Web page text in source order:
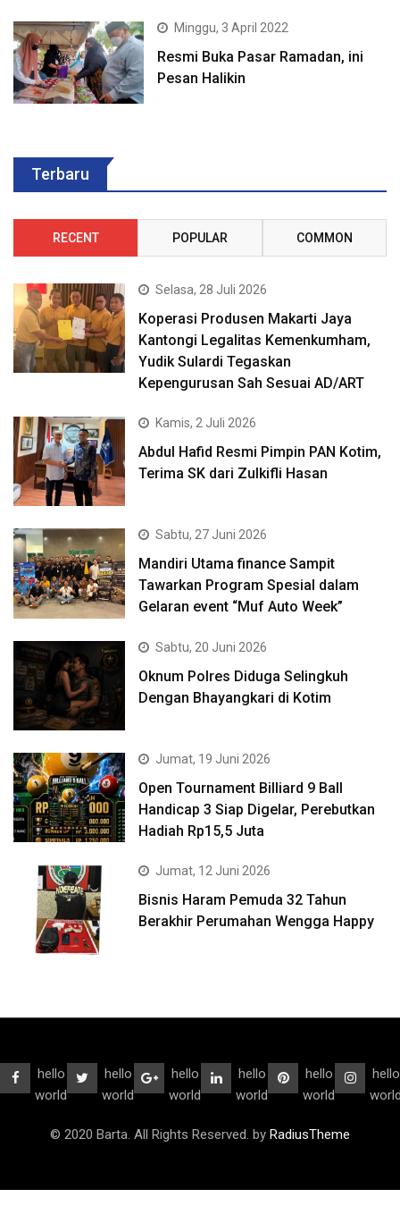
Minggu, 3 April 2022
Resmi Buka Pasar Ramadan, ini
Pesan Halikin
Terbaru
RECENT POPULAR COMMON
Selasa, 28 Juli 2026
Koperasi Produsen Makarti Jaya
Kantongi Legalitas Kemenkumham,
Yudik Sulardi Tegaskan
Kepengurusan Sah Sesuai AD/ART
Kamis, 2 Juli 2026
Abdul Hafid Resmi Pimpin PAN Kotim,
Terima SK dari Zulkifli Hasan
Sabtu, 27 Juni 2026
Mandiri Utama finance Sampit
Tawarkan Program Spesial dalam
Gelaran event “Muf Auto Week”
Sabtu, 20 Juni 2026
Oknum Polres Diduga Selingkuh
Dengan Bhayangkari di Kotim
Jumat, 19 Juni 2026
Open Tournament Billiard 9 Ball
Handicap 3 Siap Digelar, Perebutkan
Hadiah Rp15,5 Juta
Jumat, 12 Juni 2026
Bisnis Haram Pemuda 32 Tahun
Berakhir Perumahan Wengga Happy
hello
world
hello
world
hello
world
hello
world
hello
world
hello
© 2020 Barta. All Rights Reserved. by RadiusTheme